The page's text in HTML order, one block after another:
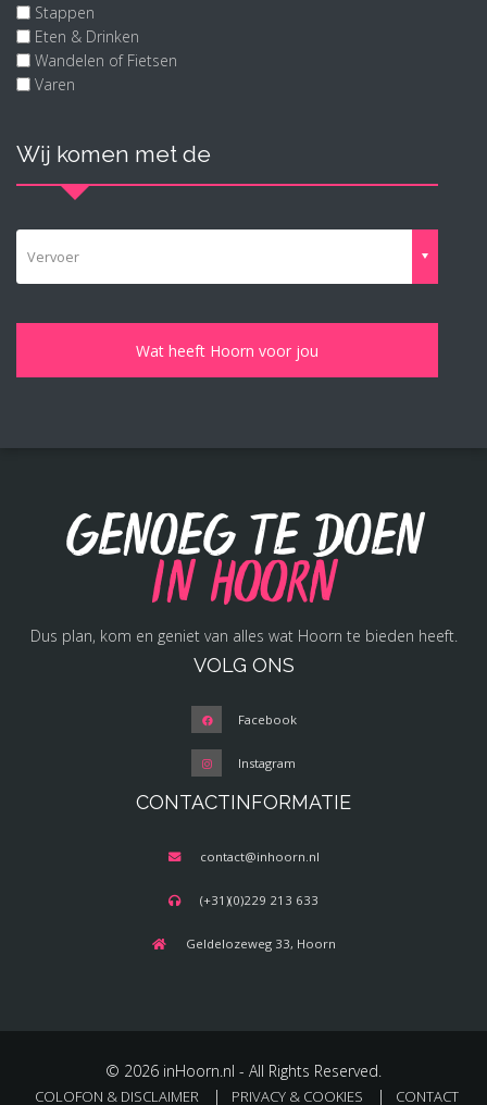
Stappen
Eten & Drinken
Wandelen of Fietsen
Varen
Wij komen met de
Vervoer
Genoeg te doen
in Hoorn
Dus plan, kom en geniet van alles wat Hoorn te bieden heeft.
VOLG ONS
Facebook
Instagram
CONTACTINFORMATIE
contact@inhoorn.nl
(+31)(0)229 213 633
Geldelozeweg 33, Hoorn
© 2026 inHoorn.nl - All Rights Reserved.
COLOFON & DISCLAIMER PRIVACY & COOKIES CONTACT